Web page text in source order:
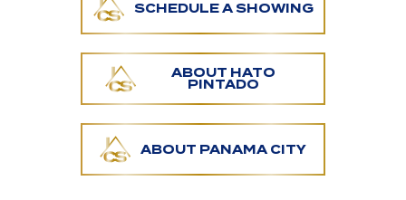
SCHEDULE A SHOWING
ABOUT HATO
PINTADO
ABOUT PANAMA CITY